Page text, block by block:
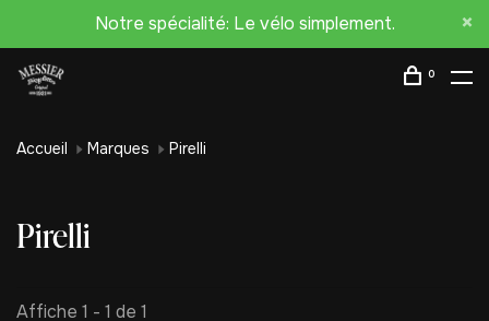
Notre spécialité: Le vélo simplement.
0
Accueil Marques Pirelli
Pirelli
Affiche 1 - 1 de 1